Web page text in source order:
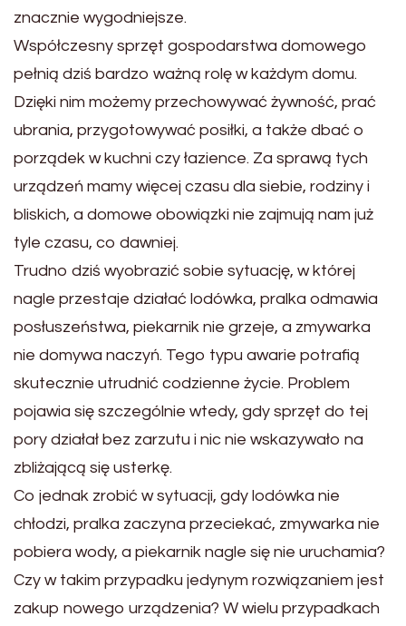
znacznie wygodniejsze.
Współczesny sprzęt gospodarstwa domowego
pełnią dziś bardzo ważną rolę w każdym domu.
Dzięki nim możemy przechowywać żywność, prać
ubrania, przygotowywać posiłki, a także dbać o
porządek w kuchni czy łazience. Za sprawą tych
urządzeń mamy więcej czasu dla siebie, rodziny i
bliskich, a domowe obowiązki nie zajmują nam już
tyle czasu, co dawniej.
Trudno dziś wyobrazić sobie sytuację, w której
nagle przestaje działać lodówka, pralka odmawia
posłuszeństwa, piekarnik nie grzeje, a zmywarka
nie domywa naczyń. Tego typu awarie potrafią
skutecznie utrudnić codzienne życie. Problem
pojawia się szczególnie wtedy, gdy sprzęt do tej
pory działał bez zarzutu i nic nie wskazywało na
zbliżającą się usterkę.
Co jednak zrobić w sytuacji, gdy lodówka nie
chłodzi, pralka zaczyna przeciekać, zmywarka nie
pobiera wody, a piekarnik nagle się nie uruchamia?
Czy w takim przypadku jedynym rozwiązaniem jest
zakup nowego urządzenia? W wielu przypadkach